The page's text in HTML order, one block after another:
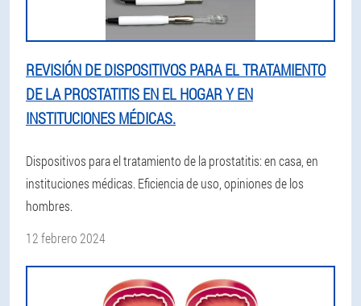
REVISIÓN DE DISPOSITIVOS PARA EL TRATAMIENTO
DE LA PROSTATITIS EN EL HOGAR Y EN
INSTITUCIONES MÉDICAS.
Dispositivos para el tratamiento de la prostatitis: en casa, en
instituciones médicas. Eficiencia de uso, opiniones de los
hombres.
12 febrero 2024